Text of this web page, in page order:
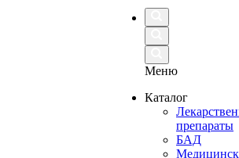
Меню
Каталог
препараты
БАД